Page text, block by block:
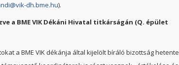
dh.bme.hu).
a BME VIK Dékáni Hivatal titkárságán (Q. épület
a BME VIK dékánja által kijelölt bíráló bizottság hetente